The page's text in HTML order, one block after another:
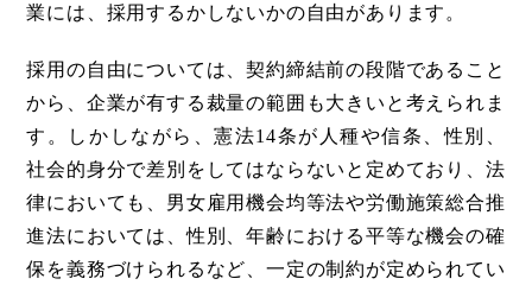
業には、採用するかしないかの自由があります。
採用の自由については、契約締結前の段階であること
から、企業が有する裁量の範囲も大きいと考えられま
す。しかしながら、憲法14条が人種や信条、性別、
社会的身分で差別をしてはならないと定めており、法
律においても、男女雇用機会均等法や労働施策総合推
進法においては、性別、年齢における平等な機会の確
保を義務づけられるなど、一定の制約が定められてい